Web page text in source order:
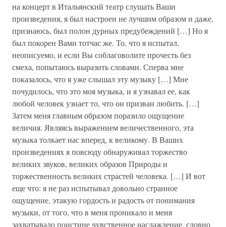
на концерт в Итальянский театр слушать Ваши
произведения, я был настроен не лучшим образом и даже,
признаюсь, был полон дурных предубеждений […] Но я
был покорен Вами тотчас же. То, что я испытал,
неописуемо, и если Вы соблаговолите прочесть без
смеха, попытаюсь выразить словами. Сперва мне
показалось, что я уже слышал эту музыку […] Мне
почудилось, что это моя музыка, и я узнавал ее, как
любой человек узнает то, что он призван любить. […]
Затем меня главным образом поразило ощущение
величия. Являясь выражением величественного, эта
музыка толкает нас вперед, к великому. В Ваших
произведениях я повсюду обнаруживал торжество
великих звуков, великих образов Природы и
торжественность великих страстей человека. […] И вот
еще что: я не раз испытывал довольно странное
ощущение, этакую гордость и радость от понимания
музыки, от того, что в меня проникало и меня
захватывало поистине чувственное наслаждение, словно